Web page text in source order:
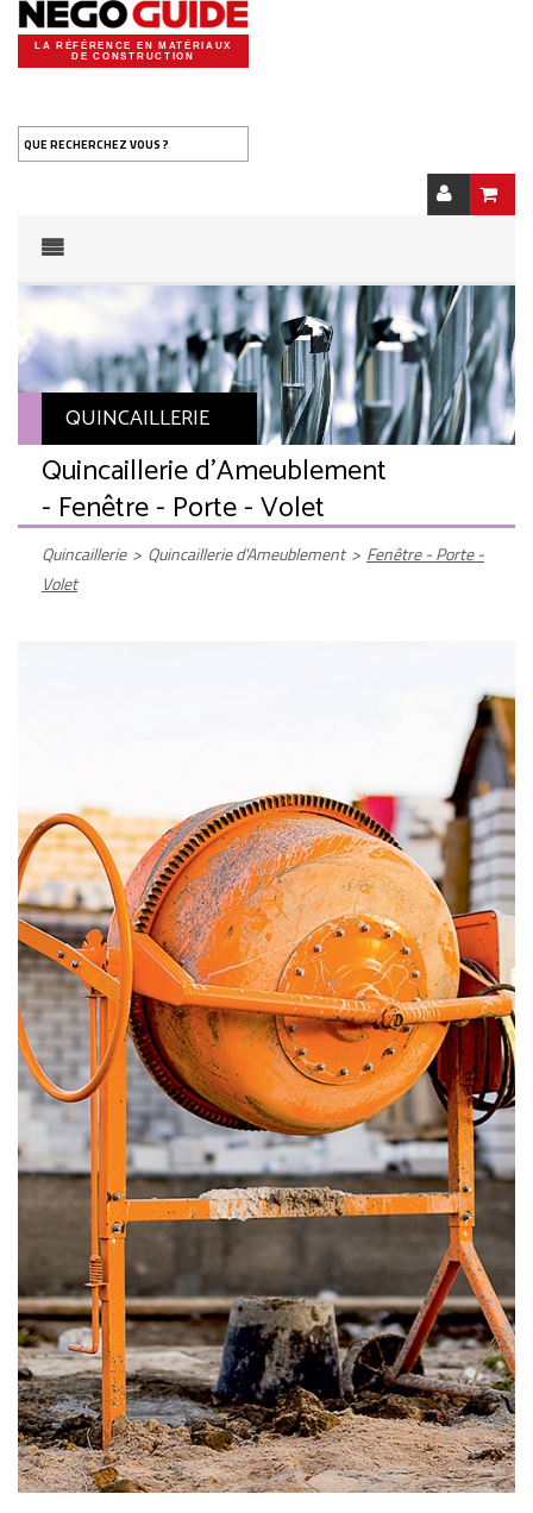
LA RÉFÉRENCE EN MATÉRIAUX
DE CONSTRUCTION
QUE RECHERCHEZ VOUS ?
QUINCAILLERIE
Quincaillerie d'Ameublement
- Fenêtre - Porte - Volet
Quincaillerie > Quincaillerie d'Ameublement > Fenêtre - Porte -
Volet